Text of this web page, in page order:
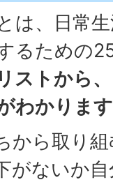
は、日常
るための
ストから
わかりま
から取り
がないか